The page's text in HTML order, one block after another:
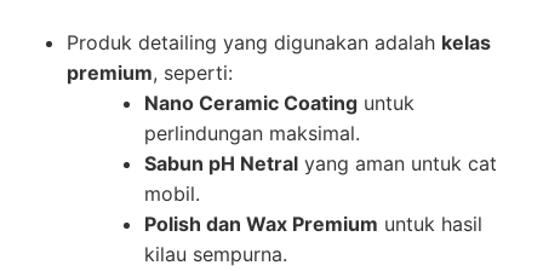
Produk detailing yang digunakan adalah kelas
premium, seperti:
Nano Ceramic Coating untuk
perlindungan maksimal.
Sabun pH Netral yang aman untuk cat
mobil.
Polish dan Wax Premium untuk hasil
kilau sempurna.